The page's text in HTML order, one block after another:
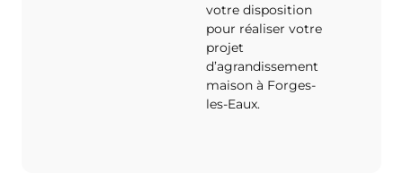
votre disposition
pour réaliser votre
projet
d’agrandissement
maison à Forges-
les-Eaux.